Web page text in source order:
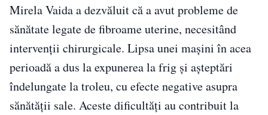
Mirela Vaida a dezvăluit că a avut probleme de
sănătate legate de fibroame uterine, necesitând
intervenții chirurgicale. Lipsa unei mașini în acea
perioadă a dus la expunerea la frig și așteptări
îndelungate la troleu, cu efecte negative asupra
sănătății sale. Aceste dificultăți au contribuit la